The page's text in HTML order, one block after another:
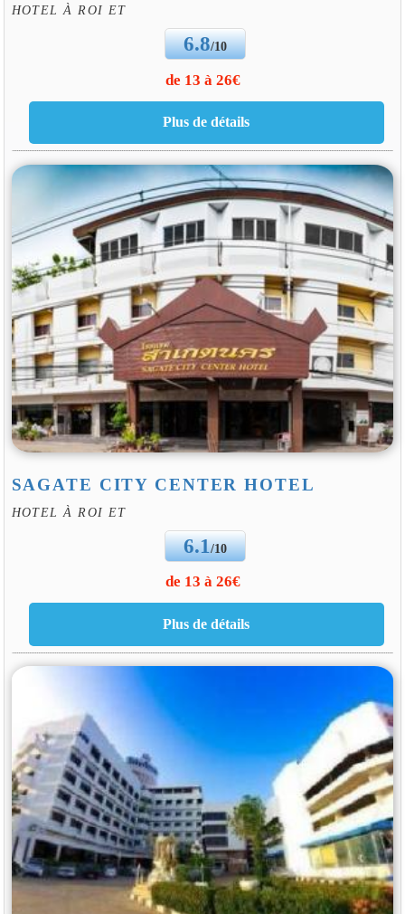
HOTEL À ROI ET
6.8/10
de 13 à 26€
SAGATE CITY CENTER HOTEL
HOTEL À ROI ET
6.1/10
de 13 à 26€